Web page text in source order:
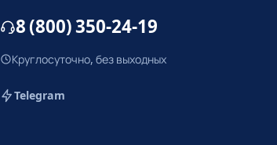
8 (800) 350-24-19
Круглосуточно, без выходных
Telegram